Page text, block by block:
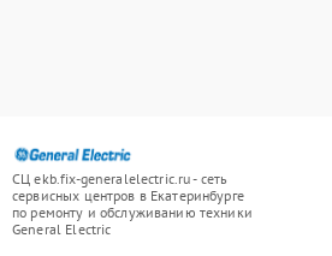
СЦ ekb.fix-generalelectric.ru - сеть
сервисных центров в Екатеринбурге
по ремонту и обслуживанию техники
General Electric